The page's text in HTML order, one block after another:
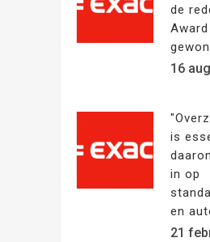
de
16
is
in op
en
21